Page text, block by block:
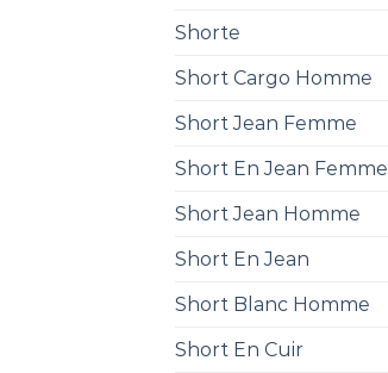
Shorte
Short Cargo Homme
Short Jean Femme
Short En Jean Femme
Short Jean Homme
Short En Jean
Short Blanc Homme
Short En Cuir